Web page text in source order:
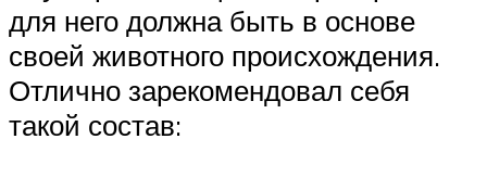
для него должна быть в основе
своей животного происхождения.
Отлично зарекомендовал себя
такой состав: